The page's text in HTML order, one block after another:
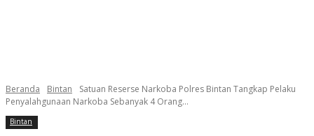
Beranda Bintan
Satuan Reserse Narkoba Polres Bintan Tangkap Pelaku
Penyalahgunaan Narkoba Sebanyak 4 Orang...
Bintan